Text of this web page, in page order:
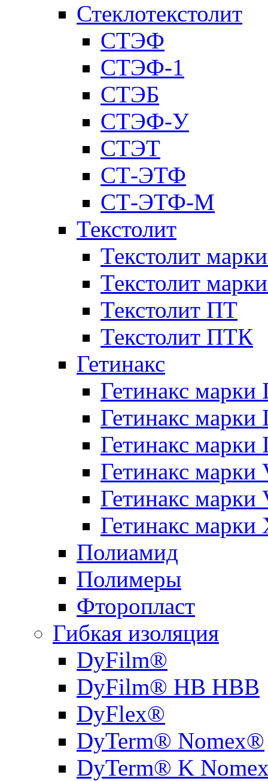
Стеклотекстолит
СТЭФ
СТЭФ-1
СТЭБ
СТЭФ-У
СТЭТ
СТ-ЭТФ
СТ-ЭТФ-M
Текстолит
Текстолит
Текстолит
Текстолит ПТ
Текстолит ПТК
Гетинакс
Гетинакс марки
Гетинакс марки
Гетинакс марки
Гетинакс марки
Гетинакс марки
Гетинакс марки
Полиамид
Полимеры
Фторопласт
Гибкая изоляция
DyFilm®
DyFilm® HB HBB
DyFlex®
DyTerm® Nomex®
DyTerm® K